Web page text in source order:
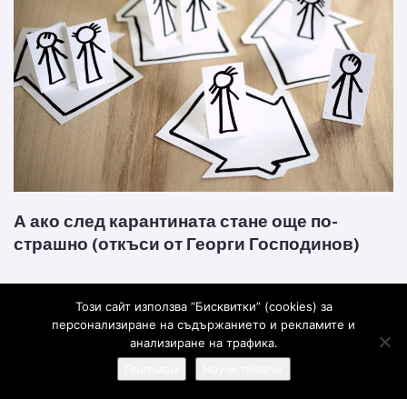
А ако след карантината стане още по-
страшно (откъси от Георги Господинов)
на отчаянието, на безработицата, глада, инфлацията? Дали тези дни не се...
Георги Господинов
6 години
Този сайт използва “Бисквитки” (cookies) за
персонализиране на съдържанието и рекламите и
анализиране на трафика.